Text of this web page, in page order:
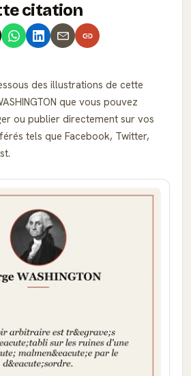
citation
des illustrations de cette
que vous pouvez
ou publier directement sur vos
tels que Facebook, Twitter,